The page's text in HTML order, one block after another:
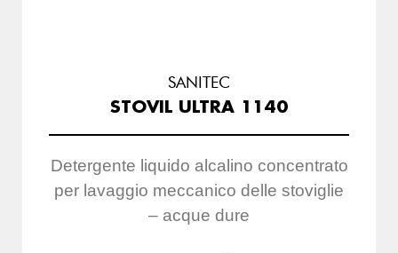
SANITEC
STOVIL ULTRA 1140
Detergente liquido alcalino concentrato
per lavaggio meccanico delle stoviglie
– acque dure